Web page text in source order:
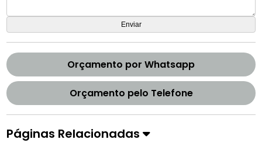
Orçamento por Whatsapp
Orçamento pelo Telefone
Páginas Relacionadas